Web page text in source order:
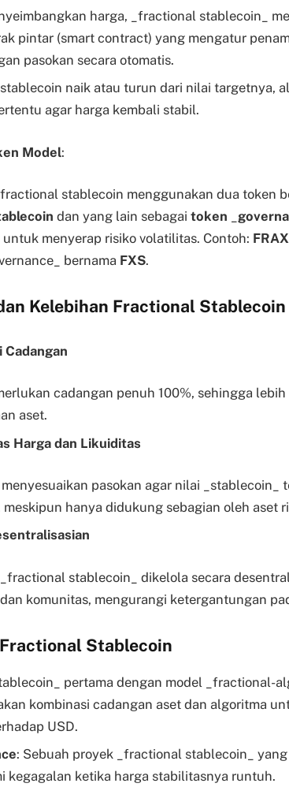
harga, _fractional stablecoin_
pintar (smart contract) yang mengatur
pasokan secara otomatis.
naik atau turun dari nilai targetnya,
agar harga kembali stabil.
Model:
stablecoin menggunakan dua token
dan yang lain sebagai token
menyerap risiko volatilitas. Contoh: FRAX
bernama FXS.
Kelebihan Fractional Stablecoin
Cadangan
cadangan penuh 100%, sehingga
aset.
Harga dan Likuiditas
pasokan agar nilai _stablecoin_
hanya didukung sebagian oleh aset
stablecoin_ dikelola secara
komunitas, mengurangi ketergantungan
Stablecoin
pertama dengan model _fractional-
kombinasi cadangan aset dan algoritma
USD.
: Sebuah proyek _fractional stablecoin_
kegagalan ketika harga stabilitasnya runtuh.